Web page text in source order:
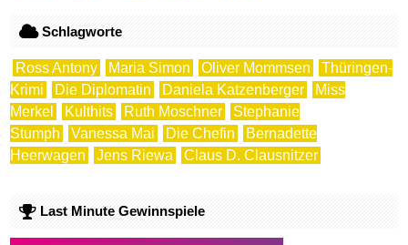
Schlagworte
Ross Antony Maria Simon Oliver Mommsen
Thüringen-
Krimi
Die Diplomatin Daniela Katzenberger
Miss
Merkel
Kulthits Ruth Moschner
Stephanie
Stumph
Vanessa Mai Die Chefin
Bernadette
Heerwagen
Jens Riewa Claus D. Clausnitzer
Last Minute Gewinnspiele